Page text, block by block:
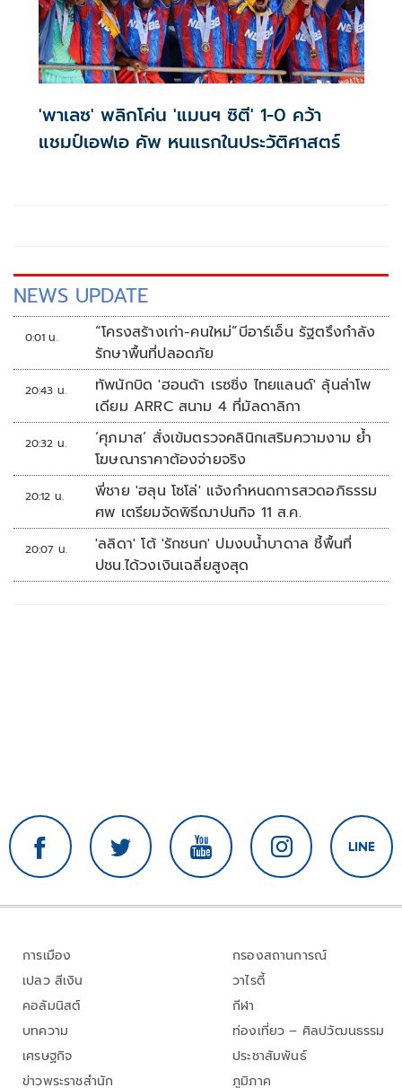
'พาเลซ' พลิกโค่น 'แมนฯ ซิตี' 1-0 คว้า
แชมป์เอฟเอ คัพ หนแรกในประวัติศาสตร์
NEWS UPDATE
0:01 น.
“โครงสร้างเก่า-คนใหม่”บีอาร์เอ็น รัฐตรึงกำลัง
รักษาพื้นที่ปลอดภัย
20:43 น.
ทัพนักบิด 'ฮอนด้า เรซซิ่ง ไทยแลนด์' ลุ้นล่าโพ
เดียม ARRC สนาม 4 ที่มัลดาลิกา
20:32 น.
‘ศุภมาส’ สั่งเข้มตรวจคลินิกเสริมความงาม ย้ำ
โฆษณาราคาต้องจ่ายจริง
20:12 น.
พี่ชาย 'ฮลุน โซโล่' แจ้งกำหนดการสวดอภิธรรม
ศพ เตรียมจัดพิธีฌาปนกิจ 11 ส.ค.
20:07 น.
'ลลิดา' โต้ 'รักชนก' ปมงบน้ำบาดาล ชี้พื้นที่
ปชน.ได้วงเงินเฉลี่ยสูงสุด
การเมือง
เปลว สีเงิน
คอลัมนิสต์
บทความ
เศรษฐกิจ
ข่าวพระราชสำนัก
กรองสถานการณ์
วาไรตี้
กีฬา
ท่องเที่ยว – ศิลปวัฒนธรรม
ประชาสัมพันธ์
ภูมิภาค